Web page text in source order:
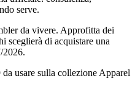
serve.
da vivere. Approfitta dei
sceglierà di acquistare una
2026.
da usare sulla collezione Apparel